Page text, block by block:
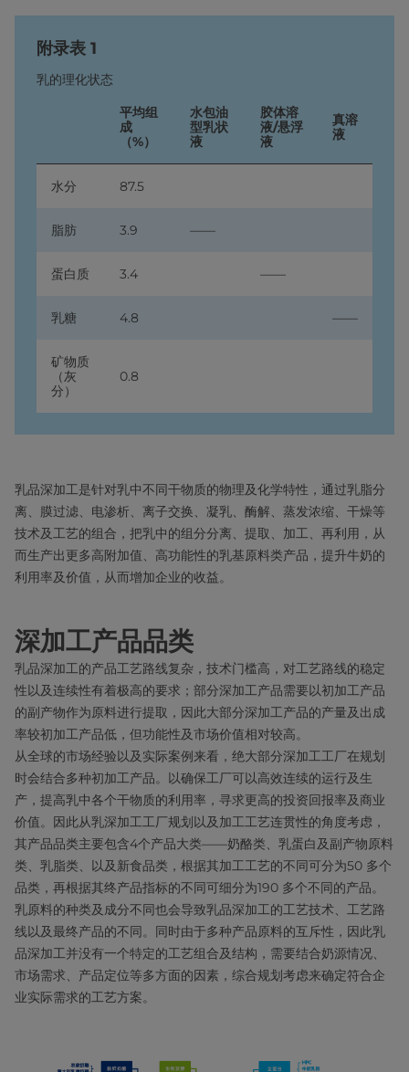
附录表 1
乳的理化状态
平均组
成
（%）
水包油
型乳状
液
胶体溶
液/悬浮
液
真溶
液
水分 87.5
脂肪 3.9 ——
蛋白质 3.4 ——
乳糖 4.8 ——
矿物质
（灰
分）
0.8
乳品深加工是针对乳中不同干物质的物理及化学特性，通过乳脂分
离、膜过滤、电渗析、离子交换、凝乳、酶解、蒸发浓缩、干燥等
技术及工艺的组合，把乳中的组分分离、提取、加工、再利用，从
而生产出更多高附加值、高功能性的乳基原料类产品，提升牛奶的
利用率及价值，从而增加企业的收益。
深加工产品品类
乳品深加工的产品工艺路线复杂，技术门槛高，对工艺路线的稳定
性以及连续性有着极高的要求；部分深加工产品需要以初加工产品
的副产物作为原料进行提取，因此大部分深加工产品的产量及出成
率较初加工产品低，但功能性及市场价值相对较高。
从全球的市场经验以及实际案例来看，绝大部分深加工工厂在规划
时会结合多种初加工产品。以确保工厂可以高效连续的运行及生
产，提高乳中各个干物质的利用率，寻求更高的投资回报率及商业
价值。因此从乳深加工工厂规划以及加工工艺连贯性的角度考虑，
其产品品类主要包含4个产品大类——奶酪类、乳蛋白及副产物原料
类、乳脂类、以及新食品类，根据其加工工艺的不同可分为50 多个
品类，再根据其终产品指标的不同可细分为190 多个不同的产品。
乳原料的种类及成分不同也会导致乳品深加工的工艺技术、工艺路
线以及最终产品的不同。同时由于多种产品原料的互斥性，因此乳
品深加工并没有一个特定的工艺组合及结构，需要结合奶源情况、
市场需求、产品定位等多方面的因素，综合规划考虑来确定符合企
业实际需求的工艺方案。